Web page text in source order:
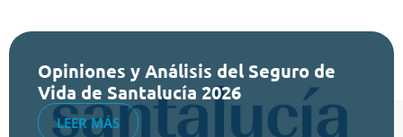
Opiniones y Análisis del Seguro de
Vida de Santalucía 2026
LEER MÁS